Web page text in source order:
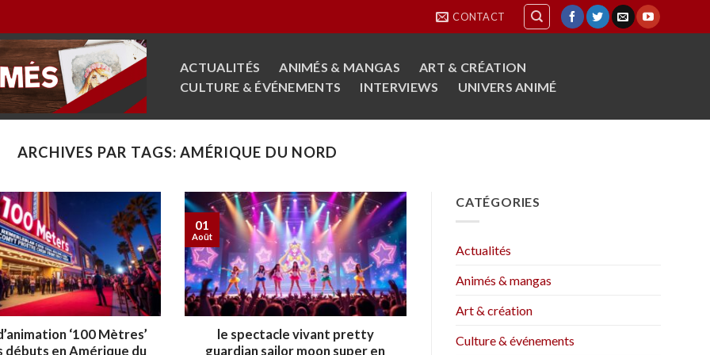
CONTACT
ACTUALITÉS ANIMÉS & MANGAS
ART & CRÉATION
CULTURE & ÉVÉNEMENTS
INTERVIEWS UNIVERS ANIMÉ
ARCHIVES PAR TAGS:AMÉRIQUE DU NORD
‘100 Mètres’
débuts en Amérique du
le spectacle vivant pretty
guardian sailor moon super en
01
Août
CATÉGORIES
Actualités
Animés & mangas
Art & création
Culture & événements